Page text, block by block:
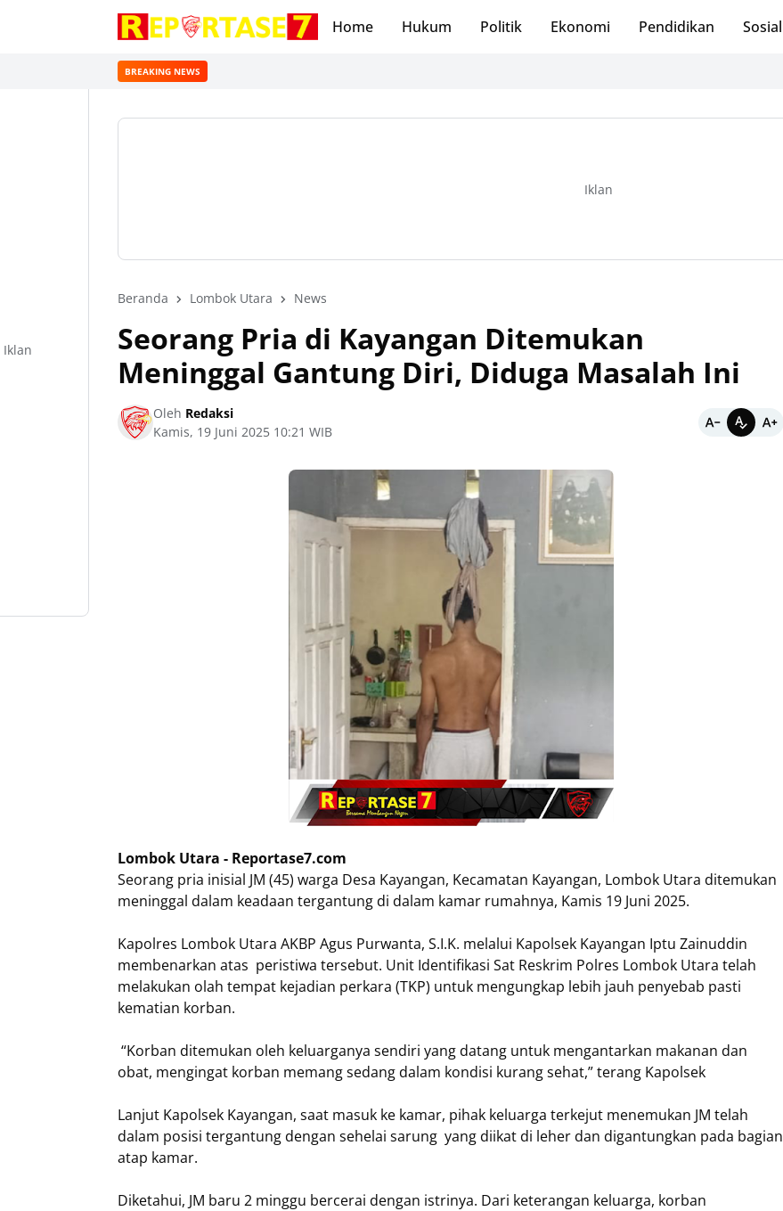
Home Hukum Politik Ekonomi Pendidikan Sosial
BREAKING NEWS
Iklan
Beranda Lombok Utara News
Seorang Pria di Kayangan Ditemukan
Meninggal Gantung Diri, Diduga Masalah Ini
Oleh Redaksi
Kamis, 19 Juni 2025 10:21 WIB
Lombok Utara - Reportase7.com
Seorang pria inisial JM (45) warga Desa Kayangan, Kecamatan Kayangan, Lombok Utara ditemukan
meninggal dalam keadaan tergantung di dalam kamar rumahnya, Kamis 19 Juni 2025.
Kapolres Lombok Utara AKBP Agus Purwanta, S.I.K. melalui Kapolsek Kayangan Iptu Zainuddin
membenarkan atas peristiwa tersebut. Unit Identifikasi Sat Reskrim Polres Lombok Utara telah
melakukan olah tempat kejadian perkara (TKP) untuk mengungkap lebih jauh penyebab pasti
kematian korban.
“Korban ditemukan oleh keluarganya sendiri yang datang untuk mengantarkan makanan dan
obat, mengingat korban memang sedang dalam kondisi kurang sehat,” terang Kapolsek
Lanjut Kapolsek Kayangan, saat masuk ke kamar, pihak keluarga terkejut menemukan JM telah
dalam posisi tergantung dengan sehelai sarung yang diikat di leher dan digantungkan pada bagian
atap kamar.
Diketahui, JM baru 2 minggu bercerai dengan istrinya. Dari keterangan keluarga, korban
Iklan